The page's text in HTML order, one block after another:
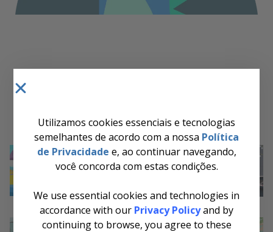
Descubra novas histórias!
Menino Praia Monstrinho Natal
Utilizamos cookies essenciais e tecnologias
semelhantes de acordo com a nossa Política
de Privacidade e, ao continuar navegando,
você concorda com estas condições.
We use essential cookies and technologies in
accordance with our Privacy Policyand by
continuing to browse, you agree to these